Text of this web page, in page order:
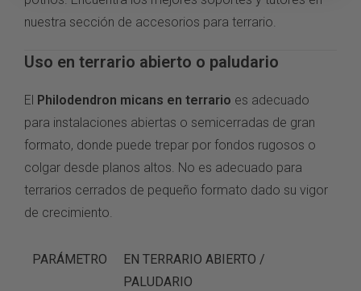
nuestra sección de accesorios para terrario.
Uso en terrario abierto o paludario
El Philodendron micans en terrario es adecuado
para instalaciones abiertas o semicerradas de gran
formato, donde puede trepar por fondos rugosos o
colgar desde planos altos. No es adecuado para
terrarios cerrados de pequeño formato dado su vigor
de crecimiento.
PARÁMETRO
EN TERRARIO ABIERTO /
PALUDARIO